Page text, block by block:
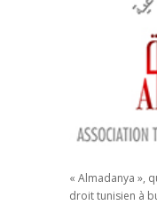
« Almadanya »,
droit tunisien à